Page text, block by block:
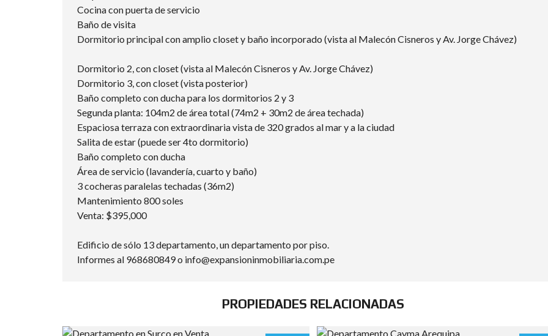
Cocina con puerta de servicio
Baño de visita
Dormitorio principal con amplio closet y baño incorporado (vista al Malecón Cisneros y Av. Jorge Chávez)
Dormitorio 2, con closet (vista al Malecón Cisneros y Av. Jorge Chávez)
Dormitorio 3, con closet (vista posterior)
Baño completo con ducha para los dormitorios 2 y 3
Segunda planta: 104m2 de área total (74m2 + 30m2 de área techada)
Espaciosa terraza con extraordinaria vista de 320 grados al mar y a la ciudad
Salita de estar (puede ser 4to dormitorio)
Baño completo con ducha
Área de servicio (lavandería, cuarto y baño)
3 cocheras paralelas techadas (36m2)
Mantenimiento 800 soles
Venta: $395,000
Edificio de sólo 13 departamento, un departamento por piso.
Informes al 968680849 o info@expansioninmobiliaria.com.pe
PROPIEDADES RELACIONADAS